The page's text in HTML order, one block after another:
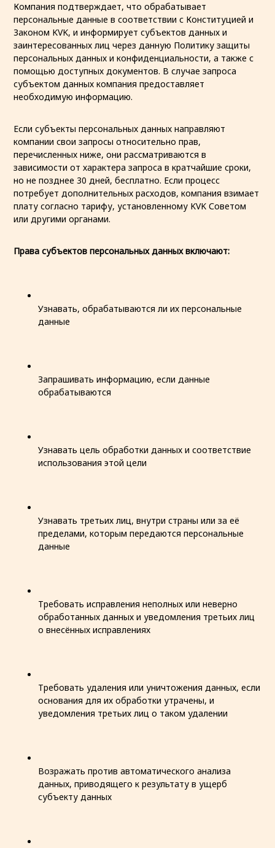
Компания подтверждает, что обрабатывает
персональные данные в соответствии с Конституцией и
Законом KVK, и информирует субъектов данных и
заинтересованных лиц через данную Политику защиты
персональных данных и конфиденциальности, а также с
помощью доступных документов. В случае запроса
субъектом данных компания предоставляет
необходимую информацию.
Если субъекты персональных данных направляют
компании свои запросы относительно прав,
перечисленных ниже, они рассматриваются в
зависимости от характера запроса в кратчайшие сроки,
но не позднее 30 дней, бесплатно. Если процесс
потребует дополнительных расходов, компания взимает
плату согласно тарифу, установленному KVK Советом
или другими органами.
Права субъектов персональных данных включают:
Узнавать, обрабатываются ли их персональные
данные
Запрашивать информацию, если данные
обрабатываются
Узнавать цель обработки данных и соответствие
использования этой цели
Узнавать третьих лиц, внутри страны или за её
пределами, которым передаются персональные
данные
Требовать исправления неполных или неверно
обработанных данных и уведомления третьих лиц
о внесённых исправлениях
Требовать удаления или уничтожения данных, если
основания для их обработки утрачены, и
уведомления третьих лиц о таком удалении
Возражать против автоматического анализа
данных, приводящего к результату в ущерб
субъекту данных